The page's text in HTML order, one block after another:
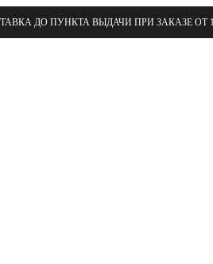
ДО ПУНКТА ВЫДАЧИ ПРИ ЗАКАЗЕ ОТ